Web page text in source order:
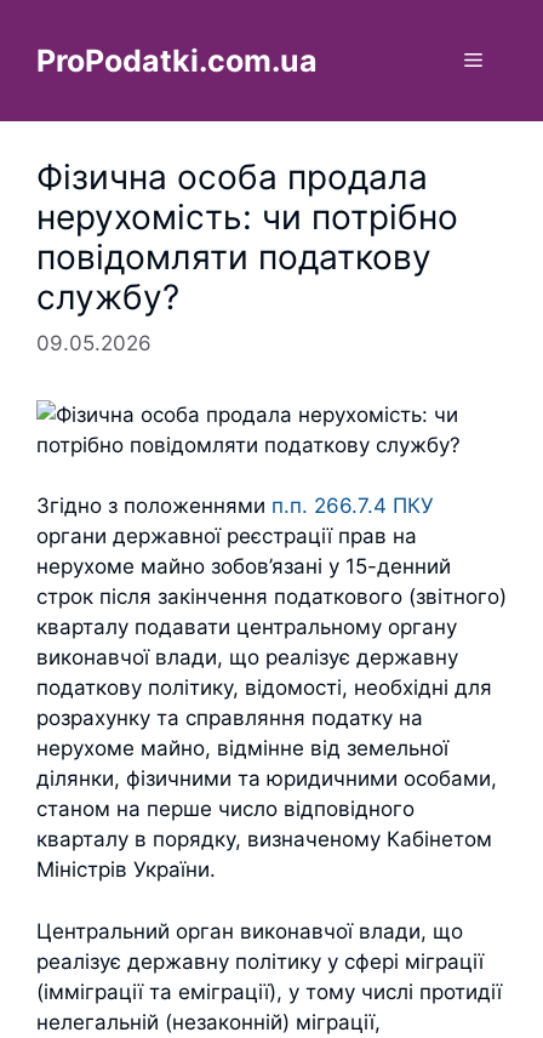
вмістуProPodatki.com.ua Меню
Фізична особа продала
нерухомість: чи потрібно
повідомляти податкову
службу?
09.05.2026
Згідно з положеннями п.п. 266.7.4 ПКУ
органи державної реєстрації прав на
нерухоме майно зобов’язані у 15-денний
строк після закінчення податкового (звітного)
кварталу подавати центральному органу
виконавчої влади, що реалізує державну
податкову політику, відомості, необхідні для
розрахунку та справляння податку на
нерухоме майно, відмінне від земельної
ділянки, фізичними та юридичними особами,
станом на перше число відповідного
кварталу в порядку, визначеному Кабінетом
Міністрів України.
Центральний орган виконавчої влади, що
реалізує державну політику у сфері міграції
(імміграції та еміграції), у тому числі протидії
нелегальній (незаконній) міграції,